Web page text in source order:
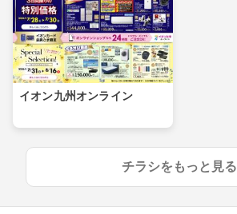
イオン九州オンライン
チラシをもっと見る